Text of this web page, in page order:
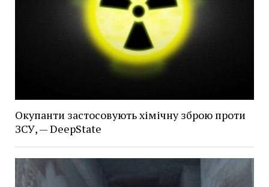
Окупанти застосовують хімічну зброю проти
ЗСУ, — DeepState